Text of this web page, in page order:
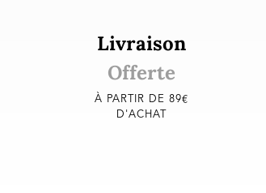
Livraison
Offerte
À PARTIR DE 89€
D'ACHAT